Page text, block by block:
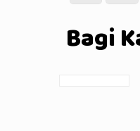
Bagi